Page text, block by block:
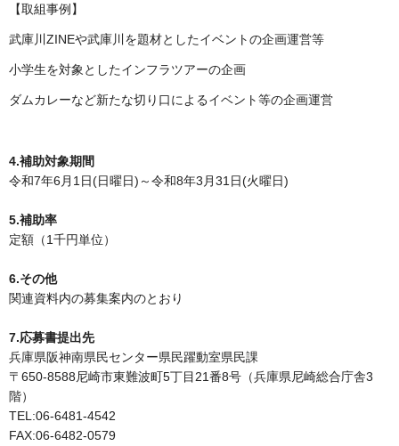
【取組事例】
武庫川ZINEや武庫川を題材としたイベントの企画運営等
小学生を対象としたインフラツアーの企画
ダムカレーなど新たな切り口によるイベント等の企画運営
4.補助対象期間
令和7年6月1日(日曜日)～令和8年3月31日(火曜日)
5.補助率
定額（1千円単位）
6.その他
関連資料内の募集案内のとおり
7.応募書提出先
兵庫県阪神南県民センター県民躍動室県民課
〒650-8588尼崎市東難波町5丁目21番8号（兵庫県尼崎総合庁舎3
階）
TEL:06-6481-4542
FAX:06-6482-0579